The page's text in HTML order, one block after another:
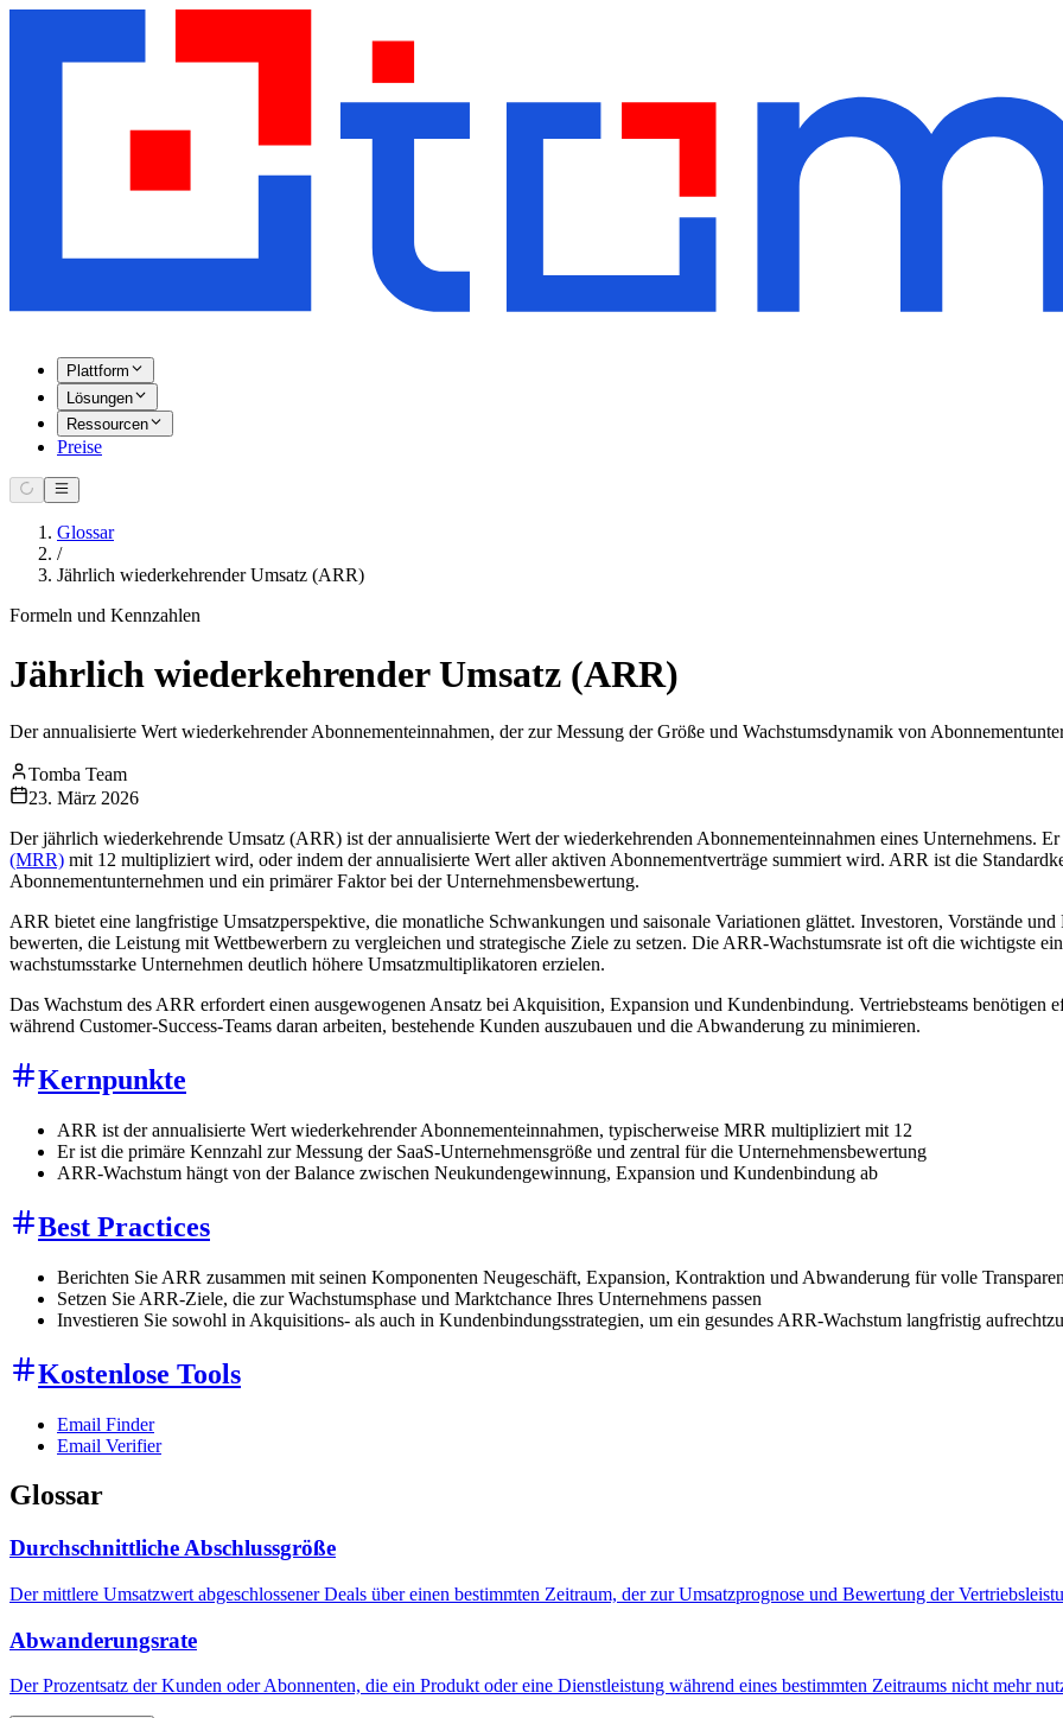
Plattform
Lösungen
Ressourcen
Preise
Glossar
/
Jährlich wiederkehrender Umsatz (ARR)
Formeln und Kennzahlen
Jährlich wiederkehrender Umsatz (ARR)
Der annualisierte Wert wiederkehrender Abonnementeinnahmen, der zur Messung der Größe und Wachstumsdynamik von
Tomba Team
23. März 2026
Der jährlich wiederkehrende Umsatz (ARR) ist der annualisierte Wert der wiederkehrenden Abonnementeinnahmen eines Unternehmens.
(MRR) mit 12 multipliziert wird, oder indem der annualisierte Wert aller aktiven Abonnementverträge summiert wird. ARR ist die
Abonnementunternehmen und ein primärer Faktor bei der Unternehmensbewertung.
ARR bietet eine langfristige Umsatzperspektive, die monatliche Schwankungen und saisonale Variationen glättet. Investoren, Vorstände
bewerten, die Leistung mit Wettbewerbern zu vergleichen und strategische Ziele zu setzen. Die ARR-Wachstumsrate ist oft die wichtigste
wachstumsstarke Unternehmen deutlich höhere Umsatzmultiplikatoren erzielen.
Das Wachstum des ARR erfordert einen ausgewogenen Ansatz bei Akquisition, Expansion und Kundenbindung. Vertriebsteams
während Customer-Success-Teams daran arbeiten, bestehende Kunden auszubauen und die Abwanderung zu minimieren.
Kernpunkte
ARR ist der annualisierte Wert wiederkehrender Abonnementeinnahmen, typischerweise MRR multipliziert mit 12
Er ist die primäre Kennzahl zur Messung der SaaS-Unternehmensgröße und zentral für die Unternehmensbewertung
ARR-Wachstum hängt von der Balance zwischen Neukundengewinnung, Expansion und Kundenbindung ab
Best Practices
Berichten Sie ARR zusammen mit seinen Komponenten Neugeschäft, Expansion, Kontraktion und Abwanderung für volle
Setzen Sie ARR-Ziele, die zur Wachstumsphase und Marktchance Ihres Unternehmens passen
Investieren Sie sowohl in Akquisitions- als auch in Kundenbindungsstrategien, um ein gesundes ARR-Wachstum langfristig
Kostenlose Tools
Email Finder
Email Verifier
Glossar
Durchschnittliche Abschlussgröße
Der mittlere Umsatzwert abgeschlossener Deals über einen bestimmten Zeitraum, der zur Umsatzprognose und Bewertung der
Abwanderungsrate
Der Prozentsatz der Kunden oder Abonnenten, die ein Produkt oder eine Dienstleistung während eines bestimmten Zeitraums nicht mehr